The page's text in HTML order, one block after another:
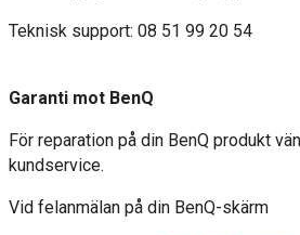
Teknisk support: 08 51 99 20 54
Garanti mot BenQ
För reparation på din BenQ produkt
kundservice.
Vid felanmälan på din BenQ-skärm